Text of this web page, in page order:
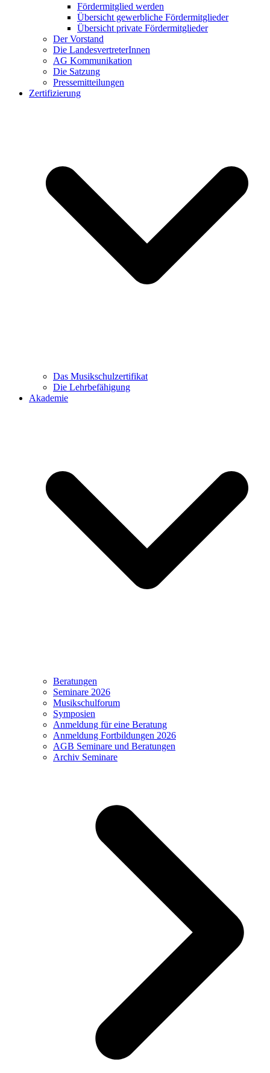
Fördermitglied werden
Übersicht gewerbliche Fördermitglieder
Übersicht private Fördermitglieder
Der Vorstand
Die LandesvertreterInnen
AG Kommunikation
Die Satzung
Pressemitteilungen
Zertifizierung
Das Musikschulzertifikat
Die Lehrbefähigung
Akademie
Beratungen
Seminare 2026
Musikschulforum
Symposien
Anmeldung für eine Beratung
Anmeldung Fortbildungen 2026
AGB Seminare und Beratungen
Archiv Seminare